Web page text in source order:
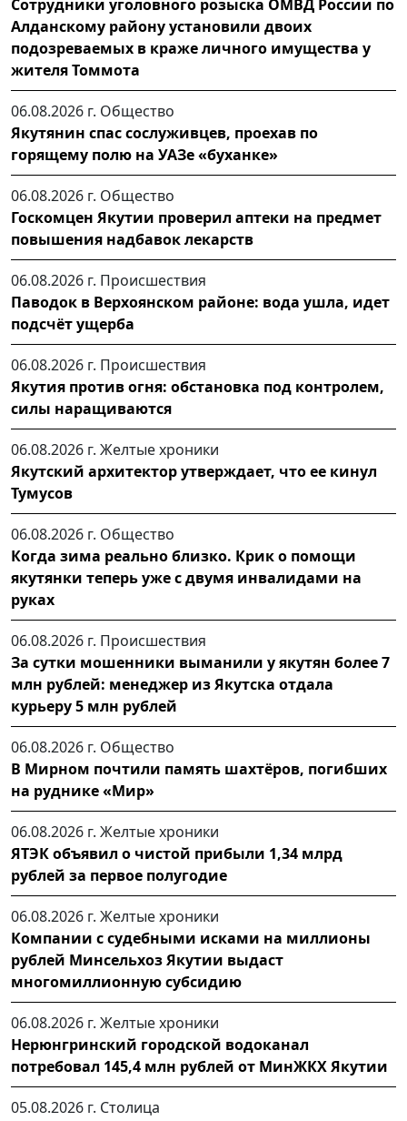
Сотрудники уголовного розыска ОМВД России по
Алданскому району установили двоих
подозреваемых в краже личного имущества у
жителя Томмота
06.08.2026 г. Общество
Якутянин спас сослуживцев, проехав по
горящему полю на УАЗе «буханке»
06.08.2026 г. Общество
Госкомцен Якутии проверил аптеки на предмет
повышения надбавок лекарств
06.08.2026 г. Происшествия
Паводок в Верхоянском районе: вода ушла, идет
подсчёт ущерба
06.08.2026 г. Происшествия
Якутия против огня: обстановка под контролем,
силы наращиваются
06.08.2026 г. Желтые хроники
Якутский архитектор утверждает, что ее кинул
Тумусов
06.08.2026 г. Общество
Когда зима реально близко. Крик о помощи
якутянки теперь уже с двумя инвалидами на
руках
06.08.2026 г. Происшествия
За сутки мошенники выманили у якутян более 7
млн рублей: менеджер из Якутска отдала
курьеру 5 млн рублей
06.08.2026 г. Общество
В Мирном почтили память шахтёров, погибших
на руднике «Мир»
06.08.2026 г. Желтые хроники
ЯТЭК объявил о чистой прибыли 1,34 млрд
рублей за первое полугодие
06.08.2026 г. Желтые хроники
Компании с судебными исками на миллионы
рублей Минсельхоз Якутии выдаст
многомиллионную субсидию
06.08.2026 г. Желтые хроники
Нерюнгринский городской водоканал
потребовал 145,4 млн рублей от МинЖКХ Якутии
05.08.2026 г. Столица